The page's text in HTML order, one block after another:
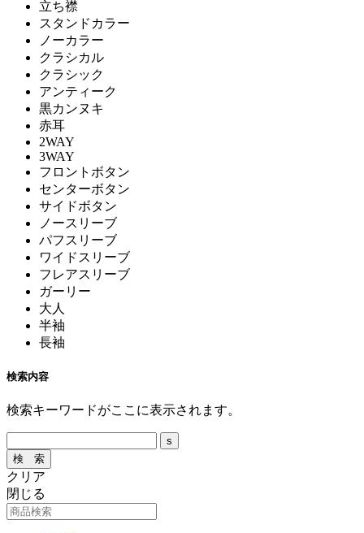
立ち襟
スタンドカラー
ノーカラー
クラシカル
クラシック
アンティーク
黒カンヌキ
赤耳
2WAY
3WAY
フロントボタン
センターボタン
サイドボタン
ノースリーブ
パフスリーブ
ワイドスリーブ
フレアスリーブ
ガーリー
大人
半袖
長袖
検索内容
検索キーワードがここに表示されます。
クリア
閉じる